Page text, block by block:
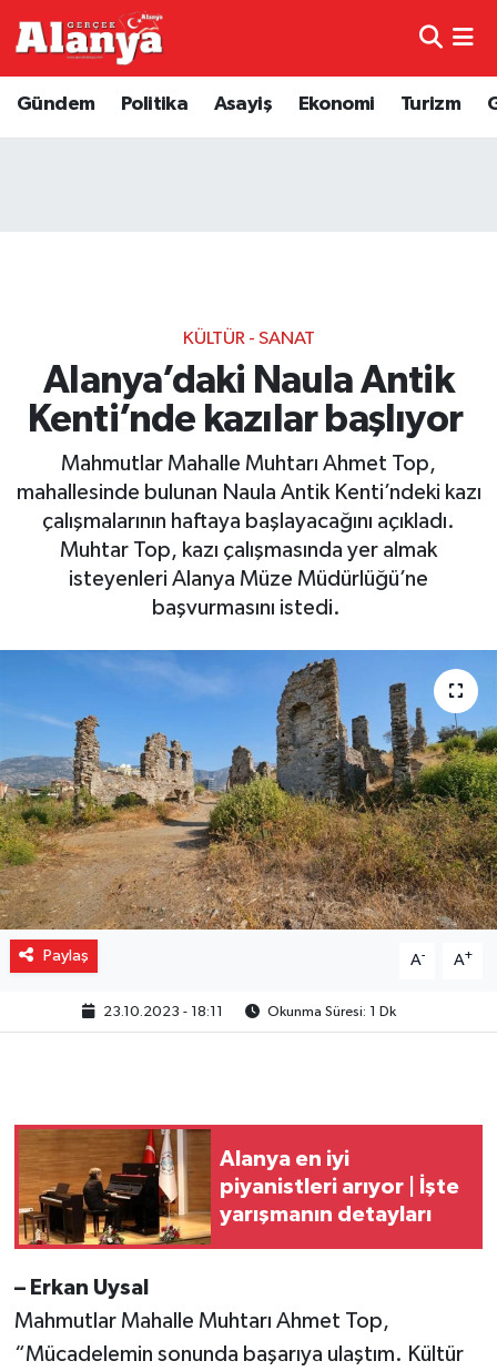
Gündem Politika Asayiş Ekonomi Turizm
KÜLTÜR - SANAT
Alanya’daki Naula Antik
Kenti’nde kazılar başlıyor
Mahmutlar Mahalle Muhtarı Ahmet Top,
mahallesinde bulunan Naula Antik Kenti’ndeki kazı
çalışmalarının haftaya başlayacağını açıkladı.
Muhtar Top, kazı çalışmasında yer almak
isteyenleri Alanya Müze Müdürlüğü’ne
başvurmasını istedi.
Paylaş A- A+
23.10.2023 - 18:11 Okunma Süresi: 1 Dk
Alanya en iyi
piyanistleri arıyor | İşte
yarışmanın detayları
– Erkan Uysal
Mahmutlar Mahalle Muhtarı Ahmet Top,
“Mücadelemin sonunda başarıya ulaştım. Kültür
Genel
Diğer
Dünya
Ekonomi
Gizlilik İlkeleri - Privacy Policy
Güncel
Gündem
Spor
Turizm
Trafik Durumu
Haber Arşivi